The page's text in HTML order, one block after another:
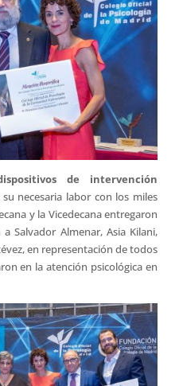
de intervención
necesaria labor con los miles
y la Vicedecana entregaron
Salvador Almenar, Asia Kilani,
en representación de todos
en la atención psicológica en